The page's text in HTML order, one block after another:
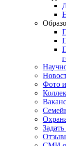
Фото и